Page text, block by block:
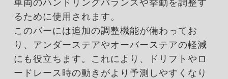
車両のハンドリングバランスや挙動を調整す
るために使用されます。
このバーには追加の調整機能が備わってお
り、アンダーステアやオーバーステアの軽減
にも役立ちます。これにより、ドリフトやロ
ードレース時の動きがより予測しやすくなり